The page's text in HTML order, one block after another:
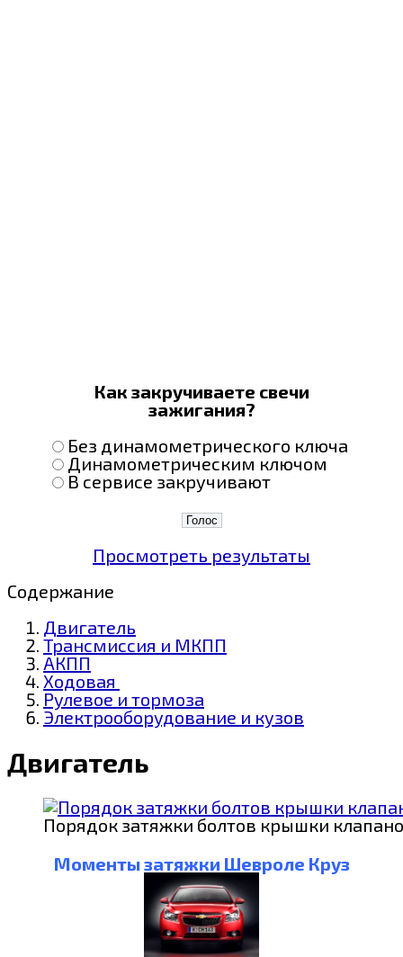
Как закручиваете свечи
зажигания?
Без динамометрического ключа
Динамометрическим ключом
В сервисе закручивают
Просмотреть результаты
Содержание
Двигатель
Трансмиссия и МКПП
АКПП
Ходовая
Рулевое и тормоза
Электрооборудование и кузов
Двигатель
Порядок затяжки болтов крышки
Моменты затяжки Шевроле Круз